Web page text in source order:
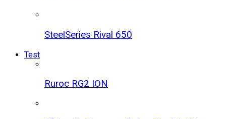
SteelSeries Rival 650
Test
Ruroc RG2 ION